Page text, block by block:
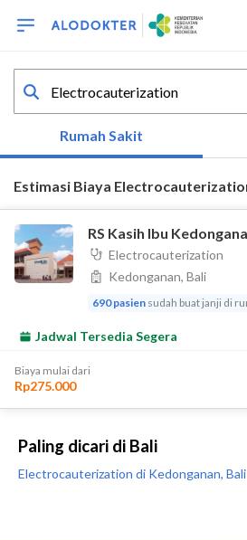
Paling dicari di Bali
Electrocauterization di Kedonganan, Bali